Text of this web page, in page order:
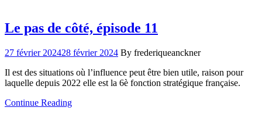
Le pas de côté, épisode 11
27 février 202428 février 2024 By frederiqueanckner
Il est des situations où l’influence peut être bien utile, raison pour
laquelle depuis 2022 elle est la 6è fonction stratégique française.
Continue Reading